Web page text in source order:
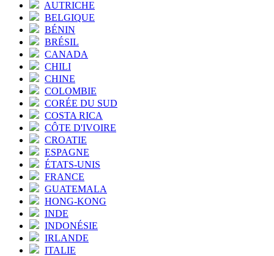
AUTRICHE
BELGIQUE
BÉNIN
BRÉSIL
CANADA
CHILI
CHINE
COLOMBIE
CORÉE DU SUD
COSTA RICA
CÔTE D'IVOIRE
CROATIE
ESPAGNE
ÉTATS-UNIS
FRANCE
GUATEMALA
HONG-KONG
INDE
INDONÉSIE
IRLANDE
ITALIE